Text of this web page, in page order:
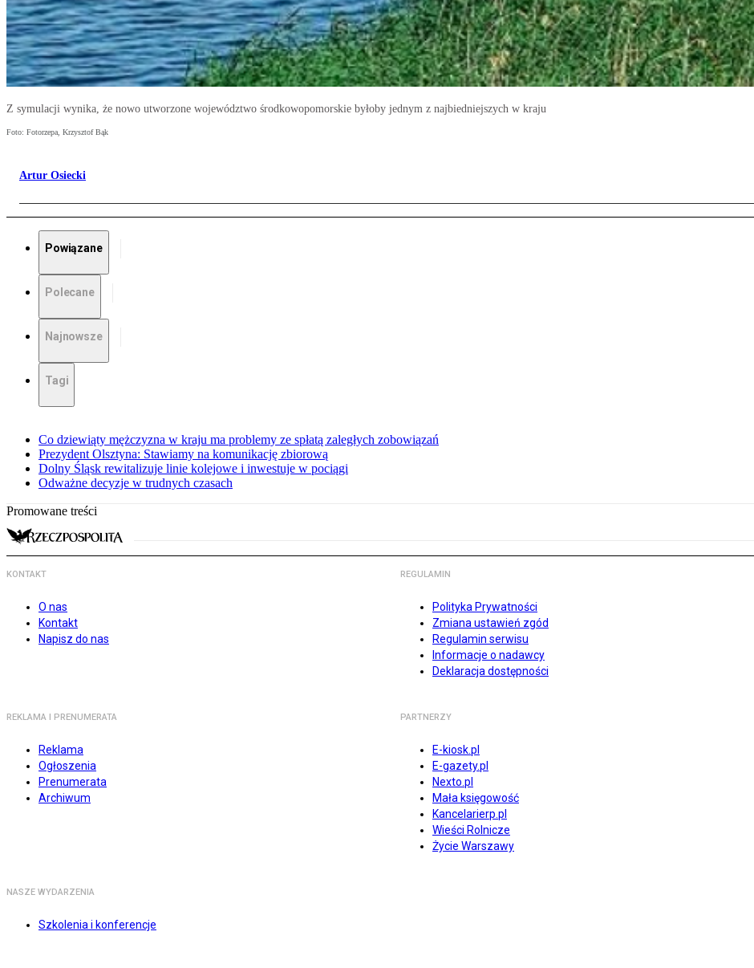
Z symulacji wynika, że nowo utworzone województwo środkowopomorskie byłoby jednym z najbiedniejszych w kraju
Foto: Fotorzepa, Krzysztof Bąk
Artur Osiecki
Powiązane
Polecane
Najnowsze
Tagi
Co dziewiąty mężczyzna w kraju ma problemy ze spłatą zaległych zobowiązań
Prezydent Olsztyna: Stawiamy na komunikację zbiorową
Dolny Śląsk rewitalizuje linie kolejowe i inwestuje w pociągi
Odważne decyzje w trudnych czasach
Promowane treści
KONTAKT
O nas
Kontakt
Napisz do nas
REGULAMIN
Polityka Prywatności
Zmiana ustawień zgód
Regulamin serwisu
Informacje o nadawcy
Deklaracja dostępności
REKLAMA I PRENUMERATA
Reklama
Ogłoszenia
Prenumerata
Archiwum
PARTNERZY
E-kiosk.pl
E-gazety.pl
Nexto.pl
Mała księgowość
Kancelarierp.pl
Wieści Rolnicze
Życie Warszawy
NASZE WYDARZENIA
Szkolenia i konferencje